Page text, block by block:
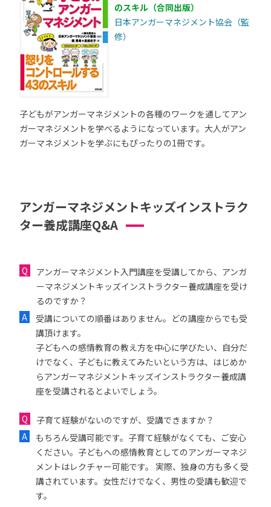
のスキル（合同出版）
日本アンガーマネジメント協会（監
修）
子どもがアンガーマネジメントの各種のワークを通してアン
ガーマネジメントを学べるようになっています。大人がアン
ガーマネジメントを学ぶにもぴったりの1冊です。
アンガーマネジメントキッズインストラク
ター養成講座Q&A
アンガーマネジメント入門講座を受講してから、アンガ
ーマネジメントキッズインストラクター養成講座を受け
るのですか？
受講についての順番はありません。どの講座からでも受
講頂けます。
子どもへの感情教育の教え方を中心に学びたい、自分だ
けでなく、子どもに教えてみたいという方は、はじめか
らアンガーマネジメントキッズインストラクター養成講
座を受講されるとよいでしょう。
子育て経験がないのですが、受講できますか？
もちろん受講可能です。子育て経験がなくても、ご安心
ください。子どもへの感情教育としてのアンガーマネジ
メントはレクチャー可能です。 実際、独身の方も多く受
講されています。女性だけでなく、男性の受講も歓迎で
す。